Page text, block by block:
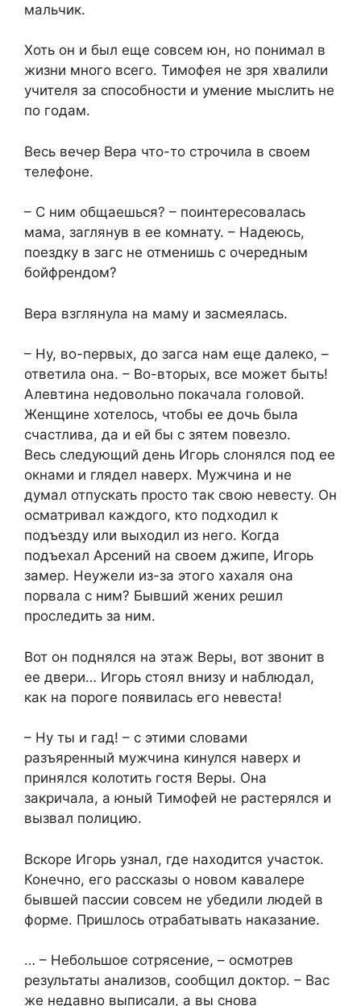
мальчик.
Хоть он и был еще совсем юн, но понимал в
жизни много всего. Тимофея не зря хвалили
учителя за способности и умение мыслить не
по годам.
Весь вечер Вера что-то строчила в своем
телефоне.
– С ним общаешься? – поинтересовалась
мама, заглянув в ее комнату. – Надеюсь,
поездку в загс не отменишь с очередным
бойфрендом?
Вера взглянула на маму и засмеялась.
– Ну, во-первых, до загса нам еще далеко, –
ответила она. – Во-вторых, все может быть!
Алевтина недовольно покачала головой.
Женщине хотелось, чтобы ее дочь была
счастлива, да и ей бы с зятем повезло.
Весь следующий день Игорь слонялся под ее
окнами и глядел наверх. Мужчина и не
думал отпускать просто так свою невесту. Он
осматривал каждого, кто подходил к
подъезду или выходил из него. Когда
подъехал Арсений на своем джипе, Игорь
замер. Неужели из-за этого хахаля она
порвала с ним? Бывший жених решил
проследить за ним.
Вот он поднялся на этаж Веры, вот звонит в
ее двери… Игорь стоял внизу и наблюдал,
как на пороге появилась его невеста!
– Ну ты и гад! – с этими словами
разъяренный мужчина кинулся наверх и
принялся колотить гостя Веры. Она
закричала, а юный Тимофей не растерялся и
вызвал полицию.
Вскоре Игорь узнал, где находится участок.
Конечно, его рассказы о новом кавалере
бывшей пассии совсем не убедили людей в
форме. Пришлось отрабатывать наказание.
… – Небольшое сотрясение, – осмотрев
результаты анализов, сообщил доктор. – Вас
же недавно выписали, а вы снова